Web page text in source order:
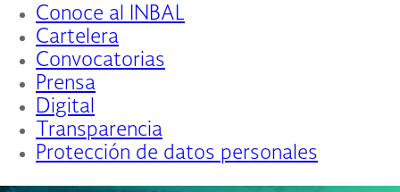
de
Navegación
Conoce al INBAL
Cartelera
Convocatorias
Prensa
Digital
Transparencia
Protección de datos personales